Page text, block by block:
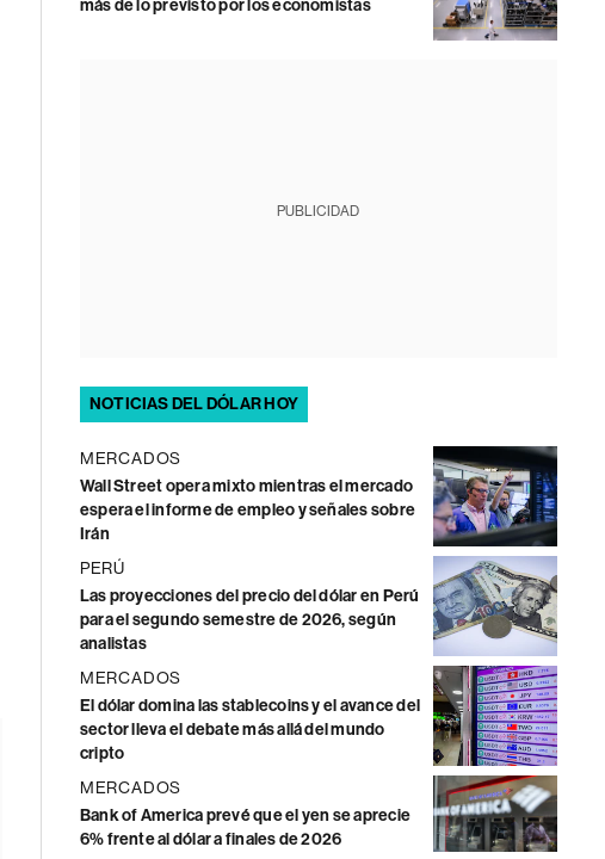
más de lo previsto por los economistas
PUBLICIDAD
NOTICIAS DEL DÓLAR HOY
MERCADOS
Wall Street opera mixto mientras el mercado
espera el informe de empleo y señales sobre
Irán
PERÚ
Las proyecciones del precio del dólar en Perú
para el segundo semestre de 2026, según
analistas
MERCADOS
El dólar domina las stablecoins y el avance del
sector lleva el debate más allá del mundo
cripto
MERCADOS
Bank of America prevé que el yen se aprecie
6% frente al dólar a finales de 2026